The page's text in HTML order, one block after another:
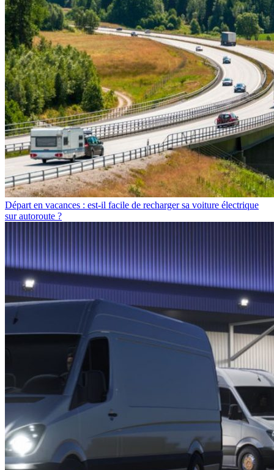
Départ en vacances : est-il facile de recharger sa voiture électrique
sur autoroute ?